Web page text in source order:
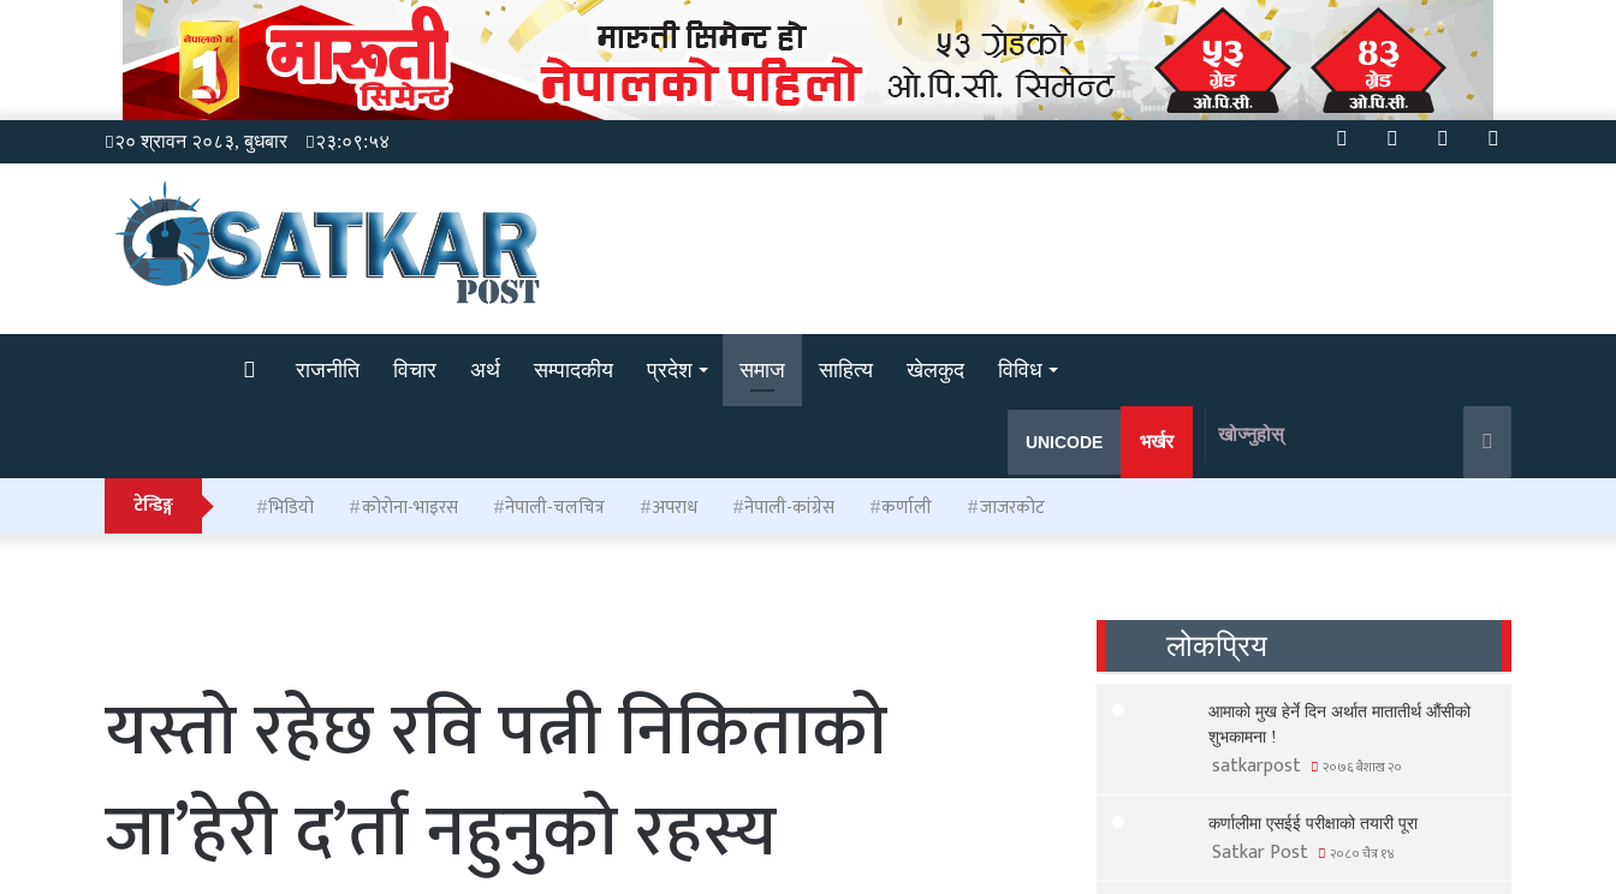
२० श्रावन २०८३, बुधबार २३:०९:५४ YouTube
Twitter
Facebook
राजनीति विचार अर्थ सम्पादकीय प्रदेश समाज साहित्य खेलकुद विविध
भर्खर
UNICODE
टेन्डिङ्ग भिडियो कोरोना-भाइरस नेपाली-चलचित्र अपराध नेपाली-कांग्रेस कर्णाली जाजरकोट
यस्तो रहेछ रवि पत्नी निकिताको
जा’हेरी द’र्ता नहुनुको रहस्य
लोकप्रिय
आमाको मुख हेर्ने दिन अर्थात मातातीर्थ औंसीको
शुभकामना !
satkarpost २०७६ बैशाख २०
कर्णालीमा एसईई परीक्षाको तयारी पूरा
Satkar Post २०८० चैत्र १४